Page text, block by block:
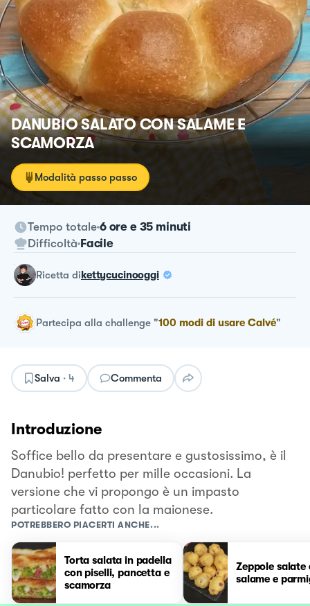
DANUBIO SALATO CON SALAME E
SCAMORZA
Modalità passo passo
Tempo totale 6 ore e 35 minuti
Difficoltà Facile
ricetta dikettycucinooggi
Partecipa alla challenge "100 modi di usare Calvé"
Salva · 4 Commenta
Introduzione
Soffice bello da presentare e gustosissimo, è il
Danubio! perfetto per mille occasioni. La
versione che vi propongo è un impasto
particolare fatto con la maionese.
POTREBBERO PIACERTI ANCHE...
Torta salata in padella
con piselli, pancetta e
scamorza
Zeppole salate
salame e